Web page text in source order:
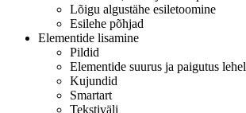
Lõigu algustähe esiletoomine
Esilehe põhjad
Elementide lisamine
Pildid
Elementide suurus ja paigutus lehel
Kujundid
Smartart
Tekstiväli